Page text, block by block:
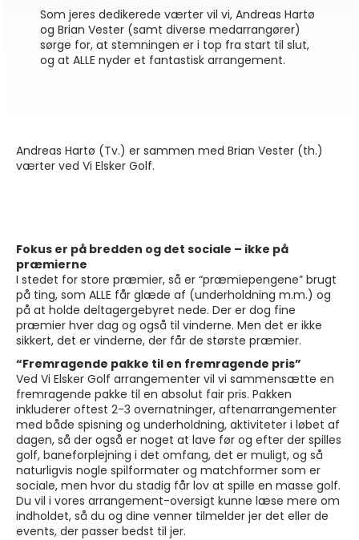
Som jeres dedikerede værter vil vi, Andreas Hartø
og Brian Vester (samt diverse medarrangører)
sørge for, at stemningen er i top fra start til slut,
og at ALLE nyder et fantastisk arrangement.
Andreas Hartø (Tv.) er sammen med Brian Vester (th.)
værter ved Vi Elsker Golf.
Fokus er på bredden og det sociale – ikke på
præmierne
I stedet for store præmier, så er “præmiepengene” brugt
på ting, som ALLE får glæde af (underholdning m.m.) og
på at holde deltagergebyret nede. Der er dog fine
præmier hver dag og også til vinderne. Men det er ikke
sikkert, det er vinderne, der får de største præmier.
“Fremragende pakke til en fremragende pris”
Ved Vi Elsker Golf arrangementer vil vi sammensætte en
fremragende pakke til en absolut fair pris. Pakken
inkluderer oftest 2-3 overnatninger, aftenarrangementer
med både spisning og underholdning, aktiviteter i løbet af
dagen, så der også er noget at lave før og efter der spilles
golf, baneforplejning i det omfang, det er muligt, og så
naturligvis nogle spilformater og matchformer som er
sociale, men hvor du stadig får lov at spille en masse golf.
Du vil i vores arrangement-oversigt kunne læse mere om
indholdet, så du og dine venner tilmelder jer det eller de
events, der passer bedst til jer.